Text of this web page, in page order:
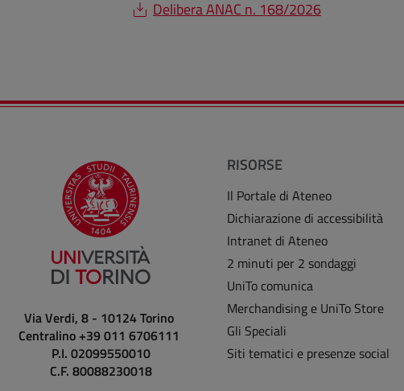
Delibera ANAC n. 168/2026
Via Verdi, 8 - 10124 Torino
Centralino +39 011 6706111
P.I. 02099550010
C.F. 80088230018
RISORSE
Il Portale di Ateneo
Dichiarazione di accessibilità
Intranet di Ateneo
2 minuti per 2 sondaggi
UniTo comunica
Merchandising e UniTo Store
Gli Speciali
Siti tematici e presenze social